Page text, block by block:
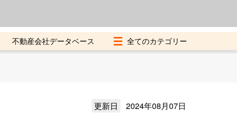
不動産会社データベース
更新日 2024年08月07日